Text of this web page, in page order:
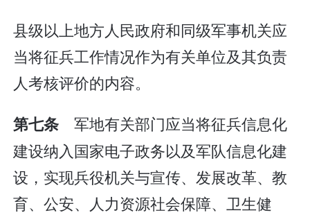
县级以上地方人民政府和同级军事机关应
当将征兵工作情况作为有关单位及其负责
人考核评价的内容。
第七条 军地有关部门应当将征兵信息化
建设纳入国家电子政务以及军队信息化建
设，实现兵役机关与宣传、发展改革、教
育、公安、人力资源社会保障、卫生健